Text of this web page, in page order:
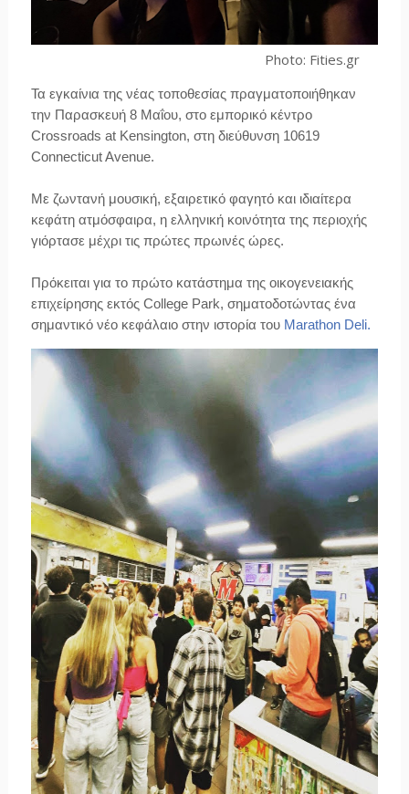
Photo: Fities.gr
Τα εγκαίνια της νέας τοποθεσίας πραγματοποιήθηκαν
την Παρασκευή 8 Μαΐου, στο εμπορικό κέντρο
Crossroads at Kensington, στη διεύθυνση 10619
Connecticut Avenue.
Με ζωντανή μουσική, εξαιρετικό φαγητό και ιδιαίτερα
κεφάτη ατμόσφαιρα, η ελληνική κοινότητα της περιοχής
γιόρτασε μέχρι τις πρώτες πρωινές ώρες.
Πρόκειται για το πρώτο κατάστημα της οικογενειακής
επιχείρησης εκτός College Park, σηματοδοτώντας ένα
σημαντικό νέο κεφάλαιο στην ιστορία του Marathon Deli.